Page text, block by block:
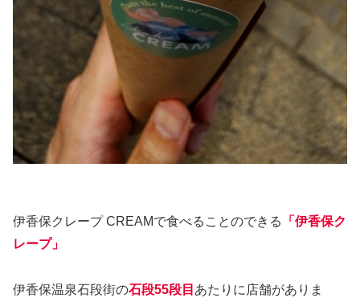
伊香保クレープ CREAMで食べることのできる
「伊香保ク
レープ」
伊香保温泉石段街の石段55段目 あたりに店舗がありま